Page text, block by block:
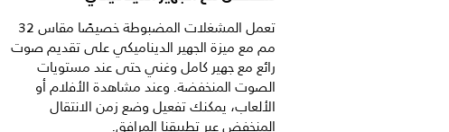
تعمل المشغلات المضبوطة خصيصًا مقاس 32
مم مع ميزة الجهير الديناميكي على تقديم صوت
رائع مع جهير كامل وغني حتى عند مستويات
الصوت المنخفضة. وعند مشاهدة الأفلام أو
الألعاب، يمكنك تفعيل وضع زمن الانتقال
المنخفض عبر تطبيقنا المرافق.